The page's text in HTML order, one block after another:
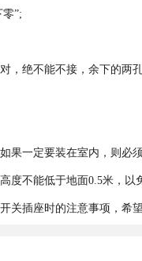
”;
，绝不能不接，余下的两
果一定要装在室内，则必
度不能低于地面0.5米，以
关插座时的注意事项，希